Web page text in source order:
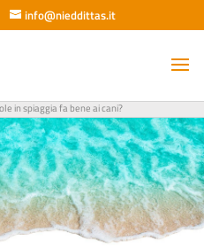
info@nieddittas.it
in spiaggia fa bene ai cani?